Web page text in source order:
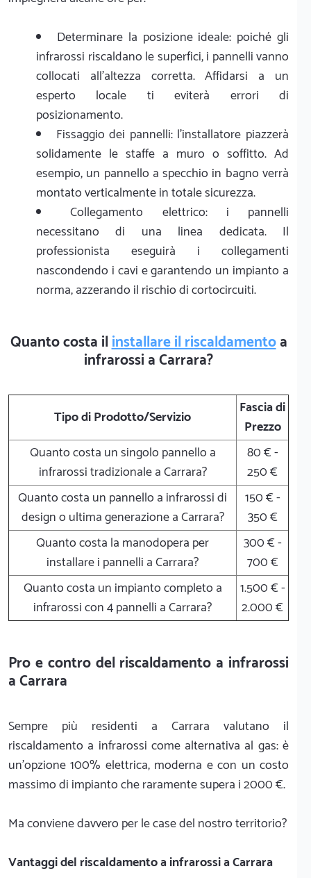
Determinare la posizione ideale: poiché gli
infrarossi riscaldano le superfici, i pannelli vanno
collocati all'altezza corretta. Affidarsi a un
esperto locale ti eviterà errori di
posizionamento.
Fissaggio dei pannelli: l'installatore piazzerà
solidamente le staffe a muro o soffitto. Ad
esempio, un pannello a specchio in bagno verrà
montato verticalmente in totale sicurezza.
Collegamento elettrico: i pannelli
necessitano di una linea dedicata. Il
professionista eseguirà i collegamenti
nascondendo i cavi e garantendo un impianto a
norma, azzerando il rischio di cortocircuiti.
Quanto costa ilinstallare il riscaldamentoa
infrarossi a Carrara?
Tipo di Prodotto/Servizio
Fascia di
Prezzo
Quanto costa un singolo pannello a
infrarossi tradizionale a Carrara?
80 € -
250 €
Quanto costa un pannello a infrarossi di
design o ultima generazione a Carrara?
150 € -
350 €
Quanto costa la manodopera per
installare i pannelli a Carrara?
300 € -
700 €
Quanto costa un impianto completo a
infrarossi con 4 pannelli a Carrara?
1.500 € -
2.000 €
Pro e contro del riscaldamento a infrarossi
a Carrara
Sempre più residenti a Carrara valutano il
riscaldamento a infrarossi come alternativa al gas: è
un'opzione 100% elettrica, moderna e con un costo
massimo di impianto che raramente supera i 2000 €.
Ma conviene davvero per le case del nostro territorio?
Vantaggi del riscaldamento a infrarossi a Carrara